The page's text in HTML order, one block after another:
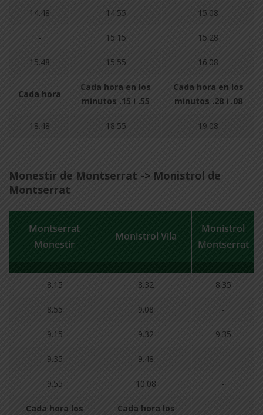
14.48 14.55 15.08
- 15.15 15.28
15.48 15.55 16.08
Cada hora
Cada hora en los
minutos .15 i .55
Cada hora en los
minutos .28 i .08
18.48 18.55 19.08
Monestir de Montserrat -> Monistrol de
Montserrat
Montserrat
Monestir
Monistrol Vila
Monistrol
Montserrat
8.15 8.32 8.35
8.55 9.08 -
9.15 9.32 9.35
9.35 9.48 -
9.55 10.08 -
Cada hora los
Cada hora los